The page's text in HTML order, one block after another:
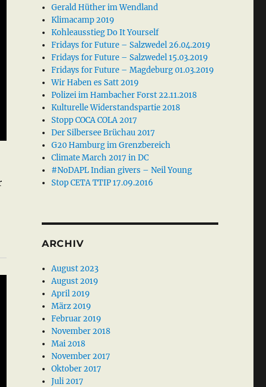
Gerald Hüther im Wendland
Klimacamp 2019
Kohleausstieg Do It Yourself
Fridays for Future – Salzwedel 26.04.2019
Fridays for Future – Salzwedel 15.03.2019
Fridays for Future – Magdeburg 01.03.2019
Wir Haben es Satt 2019
Polizei im Hambacher Forst 22.11.2018
Kulturelle Widerstandspartie 2018
Stopp COCA COLA 2017
Der Silbersee Brüchau 2017
G20 Hamburg im Grenzbereich
Climate March 2017 in DC
#NoDAPL Indian givers – Neil Young
Stop CETA TTIP 17.09.2016
ARCHIV
August 2023
August 2019
April 2019
März 2019
Februar 2019
November 2018
Mai 2018
November 2017
Oktober 2017
Juli 2017